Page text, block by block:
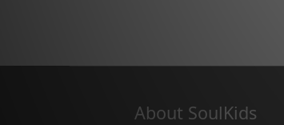
About SoulKids